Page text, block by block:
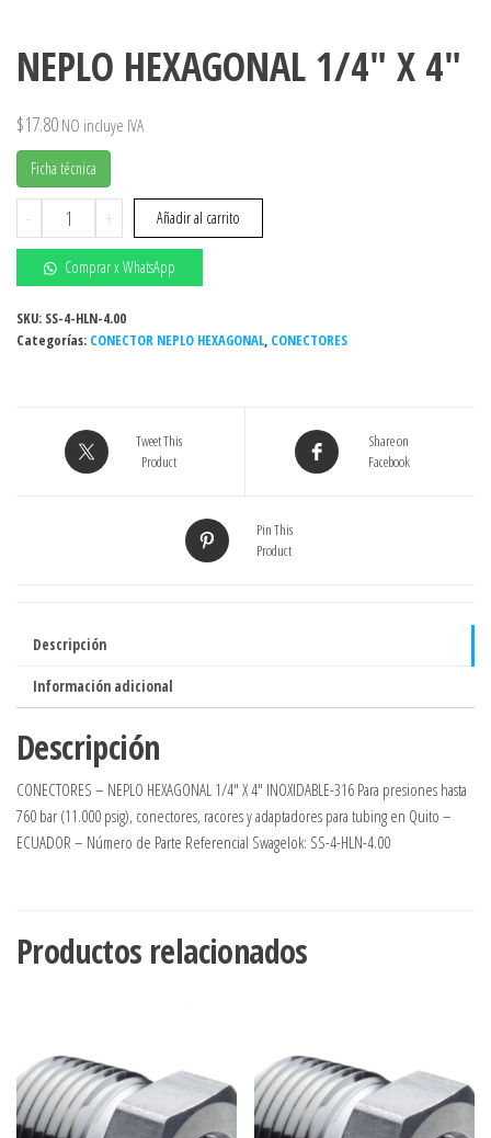
NEPLO HEXAGONAL 1/4″ X 4″
$17.80 NO incluye IVA
Ficha técnica
-
NEPLO
HEXAGONAL
1/4"
X
4"
cantidad
+ Añadir al carrito
Comprar x WhatsApp
SKU: SS-4-HLN-4.00
Categorías: CONECTOR NEPLO HEXAGONAL, CONECTORES
Tweet This
Product
Share on
Facebook
Pin This
Product
Descripción
Información adicional
Descripción
CONECTORES – NEPLO HEXAGONAL 1/4″ X 4″ INOXIDABLE-316 Para presiones hasta
760 bar (11.000 psig), conectores, racores y adaptadores para tubing en Quito –
ECUADOR – Número de Parte Referencial Swagelok: SS-4-HLN-4.00
Productos relacionados